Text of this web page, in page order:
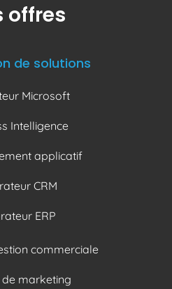
offres
de solutions
Microsoft
Intelligence
applicatif
CRM
ERP
commerciale
de marketing